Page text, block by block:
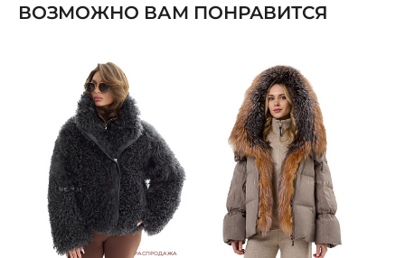
ВОЗМОЖНО ВАМ ПОНРАВИТСЯ
РАСПРОДАЖА